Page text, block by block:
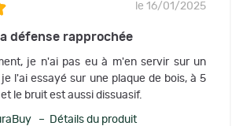
le 16/01/2025
défense rapprochée
je n'ai pas eu à m'en servir sur un
l'ai essayé sur une plaque de bois, à 5
le bruit est aussi dissuasif.
– Détails du produit